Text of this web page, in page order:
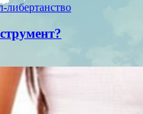
либертанство